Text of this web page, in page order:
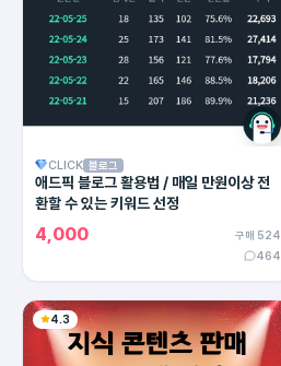
CLICK 블로그
애드픽 블로그 활용법 / 매일 만원이상 전
환할 수 있는 키워드 선정
4,000
구매 524
464
4.3